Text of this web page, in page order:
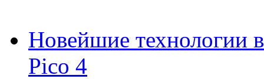
Новейшие технологии
Pico 4